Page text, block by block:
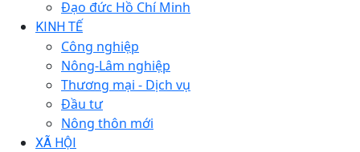
Đạo đức Hồ Chí Minh
KINH TẾ
Công nghiệp
Nông-Lâm nghiệp
Thương mại - Dịch vụ
Đầu tư
Nông thôn mới
XÃ HỘI